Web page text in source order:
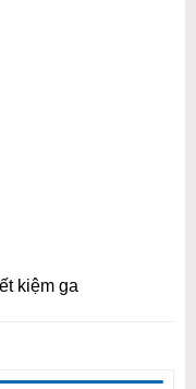
kiệm ga